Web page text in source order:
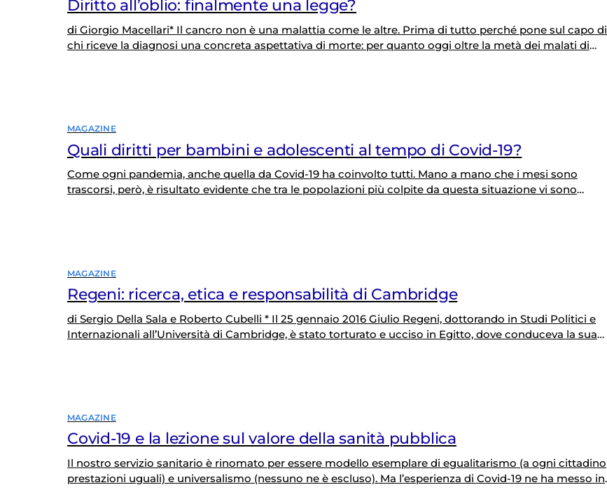
Diritto all’oblio: finalmente una legge?
di Giorgio Macellari* Il cancro non è una malattia come le altre. Prima di tutto perché pone sul capo di
chi riceve la diagnosi una concreta aspettativa di morte: per quanto oggi oltre la metà dei malati di
MAGAZINE
Quali diritti per bambini e adolescenti al tempo di Covid-19?
Come ogni pandemia, anche quella da Covid-19 ha coinvolto tutti. Mano a mano che i mesi sono
trascorsi, però, è risultato evidente che tra le popolazioni più colpite da questa situazione vi sono
MAGAZINE
Regeni: ricerca, etica e responsabilità di Cambridge
di Sergio Della Sala e Roberto Cubelli * Il 25 gennaio 2016 Giulio Regeni, dottorando in Studi Politici e
Internazionali all’Università di Cambridge, è stato torturato e ucciso in Egitto, dove conduceva la sua
MAGAZINE
Covid-19 e la lezione sul valore della sanità pubblica
Il nostro servizio sanitario è rinomato per essere modello esemplare di egualitarismo (a ogni cittadino
prestazioni uguali) e universalismo (nessuno ne è escluso). Ma l’esperienza di Covid-19 ne ha messo in